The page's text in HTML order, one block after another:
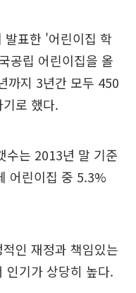
발표한 '어린이집 학
공립 어린이집을 올
까지 3년간 모두 450
로 했다.
수는 2013년 말 기준
어린이집 중 5.3%
인 재정과 책임있는
인기가 상당히 높다.